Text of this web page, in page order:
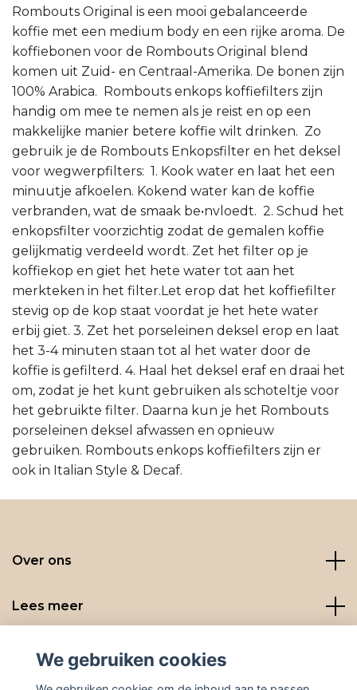
Rombouts Original is een mooi gebalanceerde
koffie met een medium body en een rijke aroma. De
koffiebonen voor de Rombouts Original blend
komen uit Zuid- en Centraal-Amerika. De bonen zijn
100% Arabica. Rombouts enkops koffiefilters zijn
handig om mee te nemen als je reist en op een
makkelijke manier betere koffie wilt drinken. Zo
gebruik je de Rombouts Enkopsfilter en het deksel
voor wegwerpfilters: 1. Kook water en laat het een
minuutje afkoelen. Kokend water kan de koffie
verbranden, wat de smaak be•nvloedt. 2. Schud het
enkopsfilter voorzichtig zodat de gemalen koffie
gelijkmatig verdeeld wordt. Zet het filter op je
koffiekop en giet het hete water tot aan het
merkteken in het filter.Let erop dat het koffiefilter
stevig op de kop staat voordat je het hete water
erbij giet. 3. Zet het porseleinen deksel erop en laat
het 3-4 minuten staan tot al het water door de
koffie is gefilterd. 4. Haal het deksel eraf en draai het
om, zodat je het kunt gebruiken als schoteltje voor
het gebruikte filter. Daarna kun je het Rombouts
porseleinen deksel afwassen en opnieuw
gebruiken. Rombouts enkops koffiefilters zijn er
ook in Italian Style & Decaf.
Over ons
Lees meer
Social media
We gebruiken cookies